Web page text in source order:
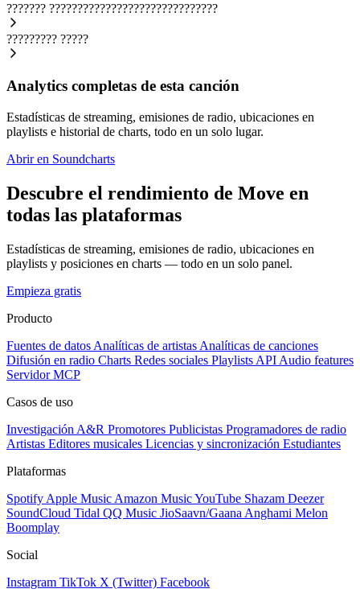
??????? ??????????????????????????????
????????? ?????
Analytics completas de esta canción
Estadísticas de streaming, emisiones de radio, ubicaciones en
playlists e historial de charts, todo en un solo lugar.
Abrir en Soundcharts
Descubre el rendimiento de Move en
todas las plataformas
Estadísticas de streaming, emisiones de radio, ubicaciones en
playlists y posiciones en charts — todo en un solo panel.
Empieza gratis
Producto
Fuentes de datos Analíticas de artistas Analíticas de canciones
Difusión en radio Charts Redes sociales Playlists API Audio features
Servidor MCP
Casos de uso
Investigación A&R Promotores Publicistas Programadores de radio
Artistas Editores musicales Licencias y sincronización Estudiantes
Plataformas
Spotify Apple Music Amazon MusicYouTube Shazam Deezer
SoundCloud Tidal QQ Music JioSaavn/Gaana Anghami Melon
Boomplay
Social
Instagram TikTok X (Twitter) Facebook